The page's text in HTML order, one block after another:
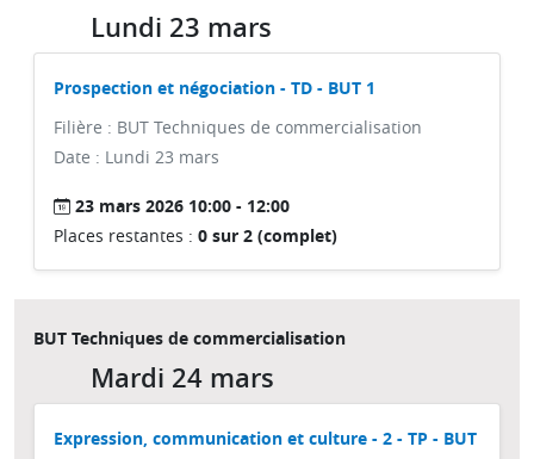
Lundi 23 mars
Prospection et négociation - TD - BUT 1
Filière : BUT Techniques de commercialisation
Date : Lundi 23 mars
23 mars 2026 10:00 - 12:00
Places restantes : 0 sur 2 (complet)
BUT Techniques de commercialisation
Mardi 24 mars
Expression, communication et culture - 2 - TP - BUT